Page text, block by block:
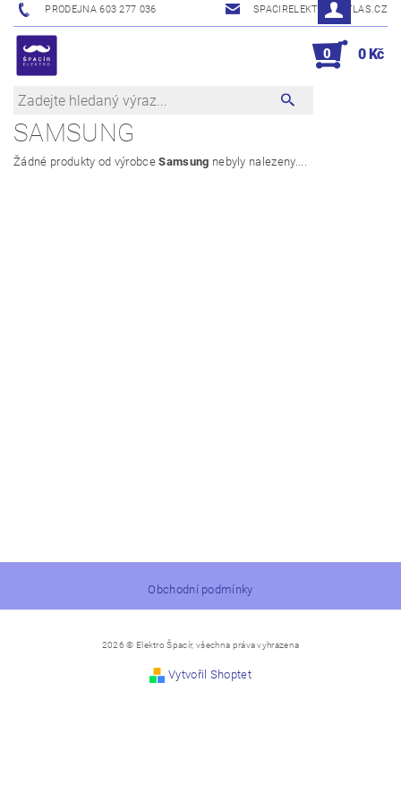
PRODEJNA 603 277 036 SPACIRELEKTRO@ATLAS.CZ
0 0 Kč
SAMSUNG
Žádné produkty od výrobceSamsung nebyly nalezeny....
Obchodní podmínky
2026 © Elektro Špacír, všechna práva vyhrazena
Vytvořil Shoptet